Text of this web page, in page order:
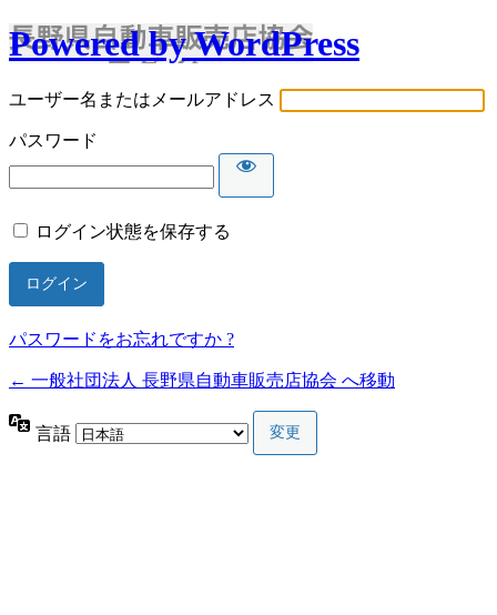
Powered by WordPress
ユーザー名またはメールアドレス
パスワード
ログイン状態を保存する
パスワードをお忘れですか ?
← 一般社団法人 長野県自動車販売店協会 へ移動
言語